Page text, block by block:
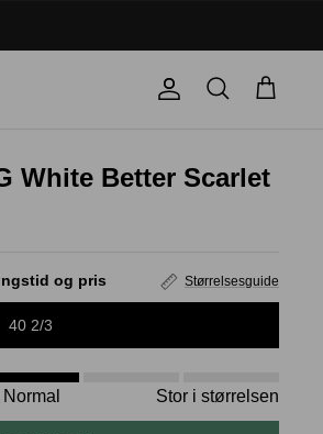
Konto
Søg
Kurv
White Better Scarlet
og pris Størrelsesguide
40 2/3
Normal Stor i størrelsen